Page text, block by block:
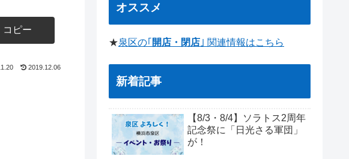
コピー
2019.12.06
オススメ
★泉区の｢ 開店・閉店 ｣ 関連情報はこちら
新着記事
【8/3・8/4】ソラトス2周年
記念祭に「日光さる軍団」
が！